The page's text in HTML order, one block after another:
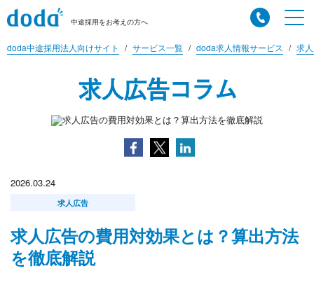
中途採用をお考えの方へ
doda中途採用法人向けサイト サービス一覧 doda求人情報サービス 求
求人広告コラム
2026.03.24
求人広告
求人広告の費用対効果とは？算出方法
を徹底解説